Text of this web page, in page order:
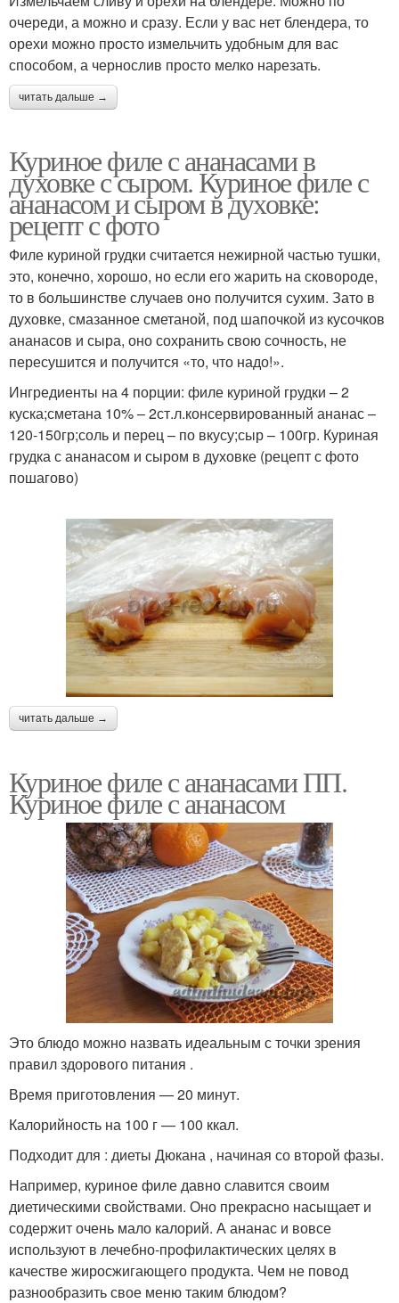
очереди, а можно и сразу. Если у вас нет блендера, то
орехи можно просто измельчить удобным для вас
способом, а чернослив просто мелко нарезать.
читать дальше →
Куриное филе с ананасами в
духовке с сыром. Куриное филе с
ананасом и сыром в духовке:
рецепт с фото
Филе куриной грудки считается нежирной частью тушки,
это, конечно, хорошо, но если его жарить на сковороде,
то в большинстве случаев оно получится сухим. Зато в
духовке, смазанное сметаной, под шапочкой из кусочков
ананасов и сыра, оно сохранить свою сочность, не
пересушится и получится «то, что надо!».
Ингредиенты на 4 порции: филе куриной грудки – 2
куска;сметана 10% – 2ст.л.консервированный ананас –
120-150гр;соль и перец – по вкусу;сыр – 100гр. Куриная
грудка с ананасом и сыром в духовке (рецепт с фото
пошагово)
читать дальше →
Куриное филе с ананасами ПП.
Куриное филе с ананасом
Это блюдо можно назвать идеальным с точки зрения
правил здорового питания .
Время приготовления — 20 минут.
Калорийность на 100 г — 100 ккал.
Подходит для : диеты Дюкана , начиная со второй фазы.
Например, куриное филе давно славится своим
диетическими свойствами. Оно прекрасно насыщает и
содержит очень мало калорий. А ананас и вовсе
используют в лечебно-профилактических целях в
качестве жиросжигающего продукта. Чем не повод
разнообразить свое меню таким блюдом?